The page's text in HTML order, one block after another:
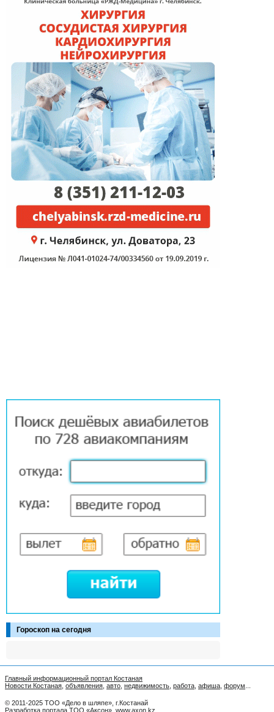
Гороскоп на сегодня
Главный информационный портал Костаная
Новости Костаная объявления авто недвижимость работа афиша форум
© 2011-2025 ТОО «Дело в шляпе», г.Костанай
Разработка портала ТОО «Аксон» www.axon.kz